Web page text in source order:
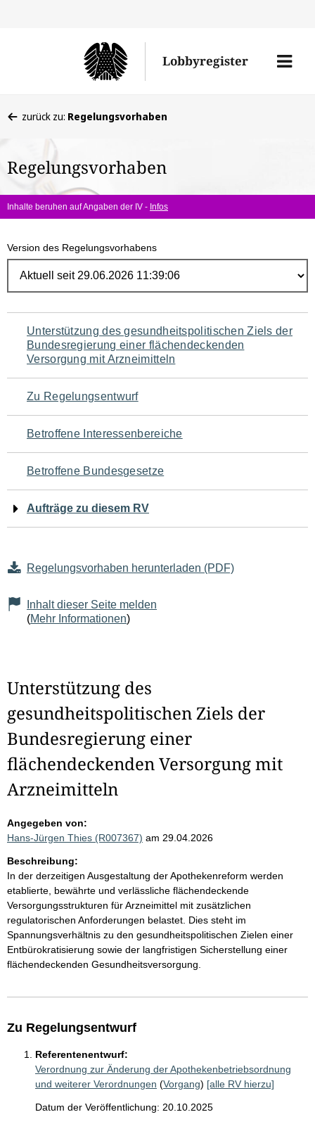
Lobbyregister
Menü
befinden
hier:
zurück zu: Regelungsvorhaben
Regelungsvorhaben
Inhalte beruhen auf Angaben der IV - Infos
Version des Regelungsvorhabens
Navigation
für
den
Seiteninhalt
Unterstützung des gesundheitspolitischen Ziels der
Bundesregierung einer flächendeckenden
Versorgung mit Arzneimitteln
Zu Regelungsentwurf
Betroffene Interessenbereiche
Betroffene Bundesgesetze
Aufträge zu diesem RV
Regelungsvorhaben herunterladen (PDF)
Inhalt dieser Seite melden
(Mehr Informationen)
Unterstützung des
gesundheitspolitischen Ziels der
Bundesregierung einer
flächendeckenden Versorgung mit
Arzneimitteln
Angegeben von:
Hans-Jürgen Thies (R007367) am 29.04.2026
Beschreibung:
In der derzeitigen Ausgestaltung der Apothekenreform werden
etablierte, bewährte und verlässliche flächendeckende
Versorgungsstrukturen für Arzneimittel mit zusätzlichen
regulatorischen Anforderungen belastet. Dies steht im
Spannungsverhältnis zu den gesundheitspolitischen Zielen einer
Entbürokratisierung sowie der langfristigen Sicherstellung einer
flächendeckenden Gesundheitsversorgung.
Zu Regelungsentwurf
Referentenentwurf:
Verordnung zur Änderung der Apothekenbetriebsordnung
und weiterer Verordnungen (Vorgang) [alle RV hierzu]
Datum der Veröffentlichung: 20.10.2025